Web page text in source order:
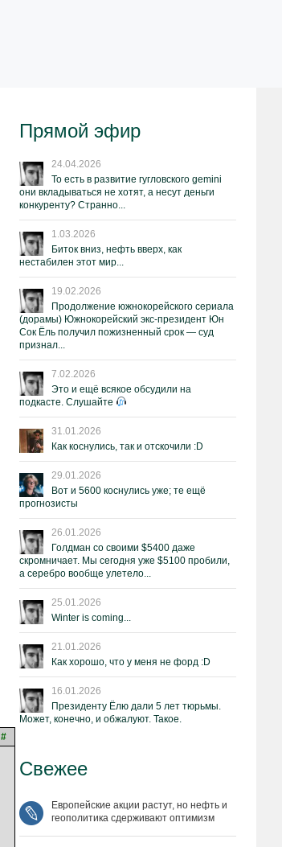
#
Прямой эфир
24.04.2026
То есть в развитие гугловского gemini
они вкладываться не хотят, а несут деньги
конкуренту? Странно...
1.03.2026
Биток вниз, нефть вверх, как
нестабилен этот мир...
19.02.2026
Продолжение южнокорейского сериала
(дорамы) Южнокорейский экс-президент Юн
Сок Ёль получил пожизненный срок — суд
признал...
7.02.2026
Это и ещё всякое обсудили на
подкасте. Слушайте
31.01.2026
Как коснулись, так и отскочили :D
29.01.2026
Вот и 5600 коснулись уже; те ещё
прогнозисты
26.01.2026
Голдман со своими $5400 даже
скромничает. Мы сегодня уже $5100 пробили,
а серебро вообще улетело...
25.01.2026
Winter is coming...
21.01.2026
Как хорошо, что у меня не форд :D
16.01.2026
Президенту Ёлю дали 5 лет тюрьмы.
Может, конечно, и обжалуют. Такое.
Свежее
Европейские акции растут, но нефть и
геополитика сдерживают оптимизм